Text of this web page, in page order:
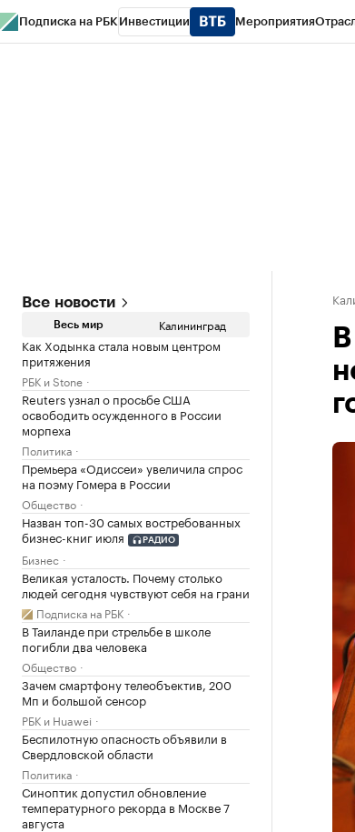
Подписка на РБК Инвестиции Мероприятия
Все новости
Весь мир Калининград
Как Ходынка стала новым центром
притяжения
РБК и Stone
Reuters узнал о просьбе США
освободить осужденного в России
морпеха
Политика
Премьера «Одиссеи» увеличила спрос
на поэму Гомера в России
Общество
Назван топ-30 самых востребованных
бизнес-книг июля
РАДИО
Бизнес
Великая усталость. Почему столько
людей сегодня чувствуют себя на грани
Подписка на РБК
В Таиланде при стрельбе в школе
погибли два человека
Общество
Зачем смартфону телеобъектив, 200
Мп и большой сенсор
РБК и Huawei
Беспилотную опасность объявили в
Свердловской области
Политика
Синоптик допустил обновление
температурного рекорда в Москве 7
августа